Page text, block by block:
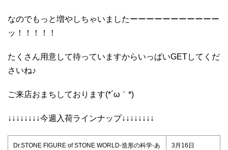
なのでもっと増やしちゃいましたーーーーーーーーーーー
ッ！！！！！
たくさん用意して待っていますからいっぱいGETしてくだ
さいね♪
ご来店おまちしております(*´ω｀*)
↓↓↓↓↓↓↓↓今週入荷ラインナップ↓↓↓↓↓↓↓↓
Dr.STONE FIGURE of STONE WORLD-造形の科学-あ
3月16日